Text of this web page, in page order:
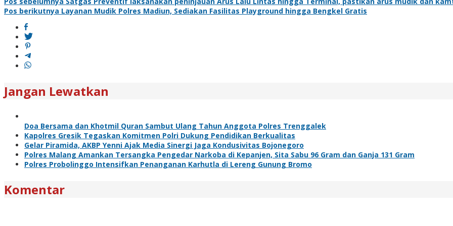
Navigasi
pos
Pos berikutnya Layanan Mudik Polres Madiun, Sediakan Fasilitas Playground hingga Bengkel Gratis
Jangan Lewatkan
Doa Bersama dan Khotmil Quran Sambut Ulang Tahun Anggota Polres Trenggalek
Kapolres Gresik Tegaskan Komitmen Polri Dukung Pendidikan Berkualitas
Gelar Piramida, AKBP Yenni Ajak Media Sinergi Jaga Kondusivitas Bojonegoro
Polres Malang Amankan Tersangka Pengedar Narkoba di Kepanjen, Sita Sabu 96 Gram dan Ganja 131 Gram
Polres Probolinggo Intensifkan Penanganan Karhutla di Lereng Gunung Bromo
Komentar